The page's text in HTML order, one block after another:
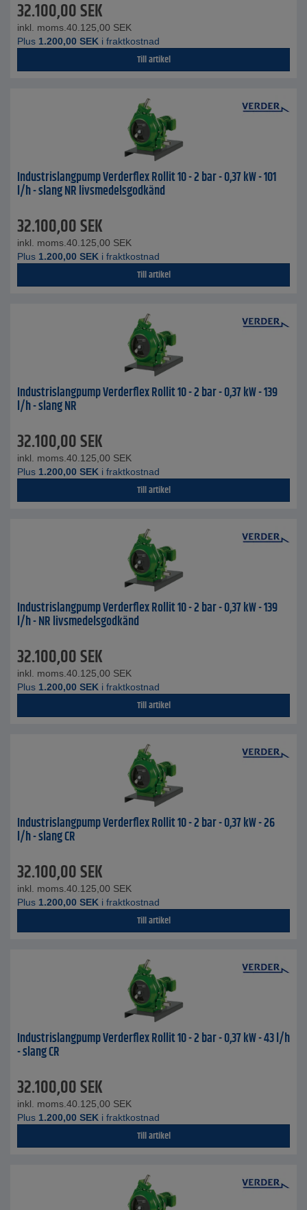
32.100,00SEK
inkl. moms. 40.125,00 SEK
Plus 1.200,00 SEK i fraktkostnad
Till artikel
Industrislangpump Verderflex Rollit 10 - 2 bar - 0,37 kW - 101
l/h - slang NR livsmedelsgodkänd
32.100,00SEK
inkl. moms. 40.125,00 SEK
Plus 1.200,00 SEK i fraktkostnad
Till artikel
Industrislangpump Verderflex Rollit 10 - 2 bar - 0,37 kW - 139
l/h - slang NR
32.100,00SEK
inkl. moms. 40.125,00 SEK
Plus 1.200,00 SEK i fraktkostnad
Till artikel
Industrislangpump Verderflex Rollit 10 - 2 bar - 0,37 kW - 139
l/h - NR livsmedelsgodkänd
32.100,00SEK
inkl. moms. 40.125,00 SEK
Plus 1.200,00 SEK i fraktkostnad
Till artikel
Industrislangpump Verderflex Rollit 10 - 2 bar - 0,37 kW - 26
l/h - slang CR
32.100,00SEK
inkl. moms. 40.125,00 SEK
Plus 1.200,00 SEK i fraktkostnad
Till artikel
Industrislangpump Verderflex Rollit 10 - 2 bar - 0,37 kW - 43 l/h
- slang CR
32.100,00SEK
inkl. moms. 40.125,00 SEK
Plus 1.200,00 SEK i fraktkostnad
Till artikel